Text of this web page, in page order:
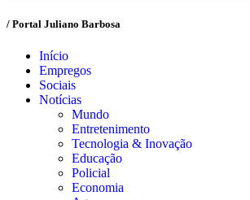
/ Portal Juliano Barbosa
Início
Empregos
Sociais
Notícias
Mundo
Entretenimento
Tecnologia & Inovação
Educação
Policial
Economia